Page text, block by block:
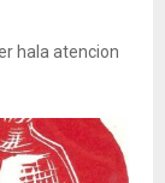
hala atencion